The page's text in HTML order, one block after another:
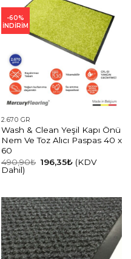
-60%
İNDİRİM
2.670 GR
Wash & Clean Yeşil Kapı Önü
Nem Ve Toz Alıcı Paspas 40 x
60
490,90₺ Orijinal
fiyat:
196,35₺Şu
andaki
(KDV
Dahil)